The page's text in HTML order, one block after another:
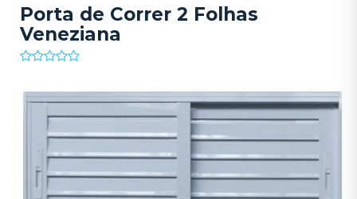
Porta de Correr 2 Folhas
Veneziana